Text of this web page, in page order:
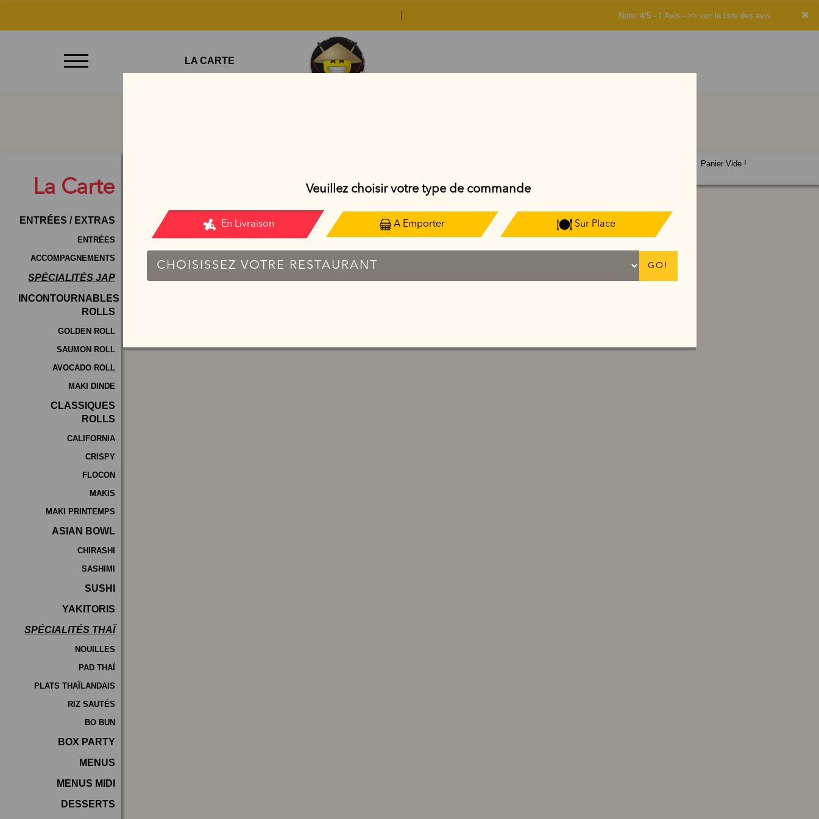
×
Note: 4/5 - 1 Avis - >> voir la liste des avis
Emporter
Contact
Mentions
Légales
Programme
De
Fidélité
Vos
Avis
de
LA CARTE
La Carte
ENTRÉES / EXTRAS
ENTRÉES
ACCOMPAGNEMENTS
SPÉCIALITÉS JAP
INCONTOURNABLES
ROLLS
GOLDEN ROLL
SAUMON ROLL
AVOCADO ROLL
MAKI DINDE
CLASSIQUES
ROLLS
CALIFORNIA
CRISPY
FLOCON
MAKIS
MAKI PRINTEMPS
ASIAN BOWL
CHIRASHI
SASHIMI
SUSHI
YAKITORIS
SPÉCIALITÉS THAÏ
NOUILLES
PAD THAÏ
PLATS THAÏLANDAIS
RIZ SAUTÉS
BO BUN
BOX PARTY
MENUS
MENUS MIDI
DESSERTS
Panier Vide !